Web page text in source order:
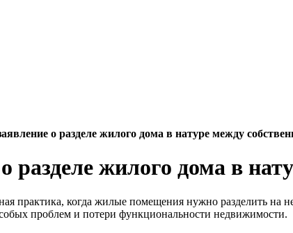
о разделе жилого дома в натуре между
разделе жилого дома в
практика, когда жилые помещения нужно разделить на
проблем и потери функциональности недвижимости.